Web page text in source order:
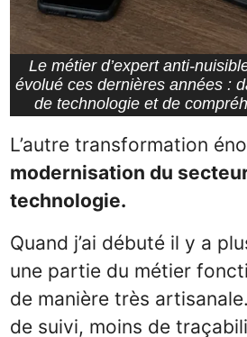
Le métier d’expert anti-
évolué ces dernières années :
de technologie et de
L’autre transformation
modernisation du
technologie.
Quand j’ai débuté il y a
une partie du métier
de manière très
de suivi, moins de